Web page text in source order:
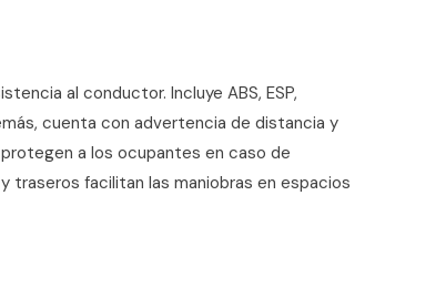
al conductor. Incluye ABS, ESP,
cuenta con advertencia de distancia y
a los ocupantes en caso de
traseros facilitan las maniobras en espacios